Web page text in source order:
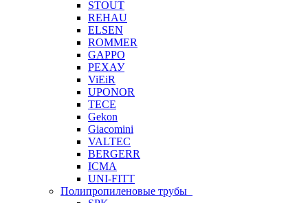
STOUT
REHAU
ELSEN
ROMMER
GAPPO
РЕХАУ
ViEiR
UPONOR
TECE
Gekon
Giacomini
VALTEC
BERGERR
ICMA
UNI-FITT
Полипропиленовые трубы